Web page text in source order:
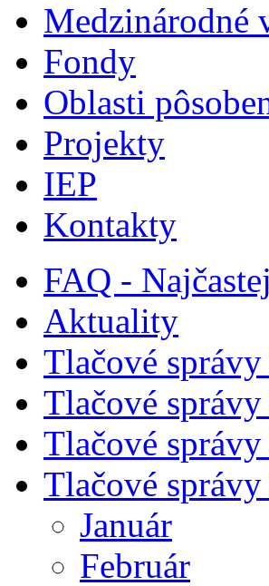
Medzinárodné
Fondy
Oblasti
Projekty
IEP
Kontakty
FAQ -
Aktuality
Tlačové
Tlačové
Tlačové
Tlačové
Január
Február